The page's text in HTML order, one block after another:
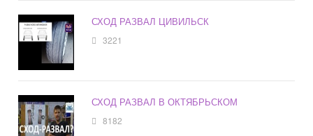
СХОД РАЗВАЛ ЦИВИЛЬСК
3221
СХОД РАЗВАЛ В ОКТЯБРЬСКОМ
8182